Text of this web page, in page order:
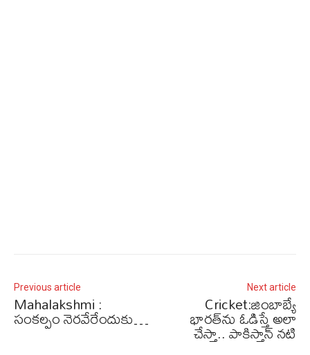
Previous article
Mahalakshmi :
సంకల్పం నెరవేరేందుకు…
Next article
Cricket:జింబాబ్యే
భారత్‌‌ను ఓడిస్తే అలా
చేస్తా.. పాకిస్తాన్ నటి